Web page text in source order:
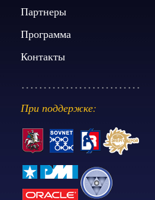
Партнеры
Программа
Контакты
При поддержке: